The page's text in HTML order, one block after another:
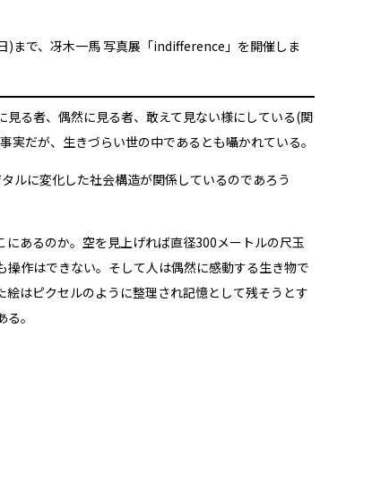
)まで、冴木一馬 写真展「indifference」を開催しま
る者、偶然に見る者、敢えて見ない様にしている(関
だが、生きづらい世の中であるとも囁かれている。
ルに変化した社会構造が関係しているのであろう
あるのか。空を見上げれば直径300メートルの尺玉
作はできない。そして人は偶然に感動する生き物で
はピクセルのように整理され記憶として残そうとす
。